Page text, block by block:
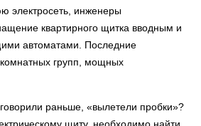
электросеть, инженеры
квартирного щитка вводным и
автоматами. Последние
групп, мощных
раньше, «вылетели пробки»?